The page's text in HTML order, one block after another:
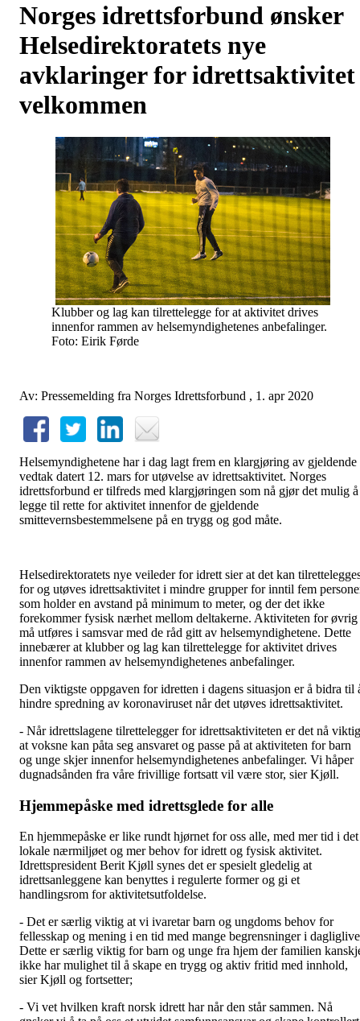
Norges idrettsforbund ønsker
Helsedirektoratets nye
avklaringer for idrettsaktivitet
velkommen
Klubber og lag kan tilrettelegge for at aktivitet drives
innenfor rammen av helsemyndighetenes anbefalinger.
Foto: Eirik Førde
Av: Pressemelding fra Norges Idrettsforbund , 1. apr 2020
Helsemyndighetene har i dag lagt frem en klargjøring av gjeldende
vedtak datert 12. mars for utøvelse av idrettsaktivitet. Norges
idrettsforbund er tilfreds med klargjøringen som nå gjør det mulig å
legge til rette for aktivitet innenfor de gjeldende
smittevernsbestemmelsene på en trygg og god måte.
Helsedirektoratets nye veileder for idrett sier at det kan
for og utøves idrettsaktivitet i mindre grupper for inntil fem
som holder en avstand på minimum to meter, og der det ikke
forekommer fysisk nærhet mellom deltakerne. Aktiviteten for øvrig
må utføres i samsvar med de råd gitt av helsemyndighetene. Dette
innebærer at klubber og lag kan tilrettelegge for aktivitet drives
innenfor rammen av helsemyndighetenes anbefalinger.
Den viktigste oppgaven for idretten i dagens situasjon er å bidra til
hindre spredning av koronaviruset når det utøves idrettsaktivitet.
- Når idrettslagene tilrettelegger for idrettsaktiviteten er det nå viktig
at voksne kan påta seg ansvaret og passe på at aktiviteten for barn
og unge skjer innenfor helsemyndighetenes anbefalinger. Vi håper
dugnadsånden fra våre frivillige fortsatt vil være stor, sier Kjøll.
Hjemmepåske med idrettsglede for alle
En hjemmepåske er like rundt hjørnet for oss alle, med mer tid i det
lokale nærmiljøet og mer behov for idrett og fysisk aktivitet.
Idrettspresident Berit Kjøll synes det er spesielt gledelig at
idrettsanleggene kan benyttes i regulerte former og gi et
handlingsrom for aktivitetsutfoldelse.
- Det er særlig viktig at vi ivaretar barn og ungdoms behov for
fellesskap og mening i en tid med mange begrensninger i
Dette er særlig viktig for barn og unge fra hjem der familien
ikke har mulighet til å skape en trygg og aktiv fritid med innhold,
sier Kjøll og fortsetter;
- Vi vet hvilken kraft norsk idrett har når den står sammen. Nå